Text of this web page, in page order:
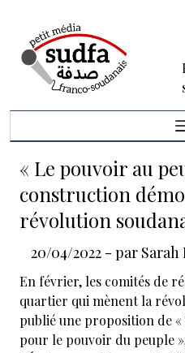
« Le pouvoir au
construction
révolution
20/04/2022- par
En février, les comités de
quartier qui mènent la
publié une proposition de
pour le pouvoir du peuple